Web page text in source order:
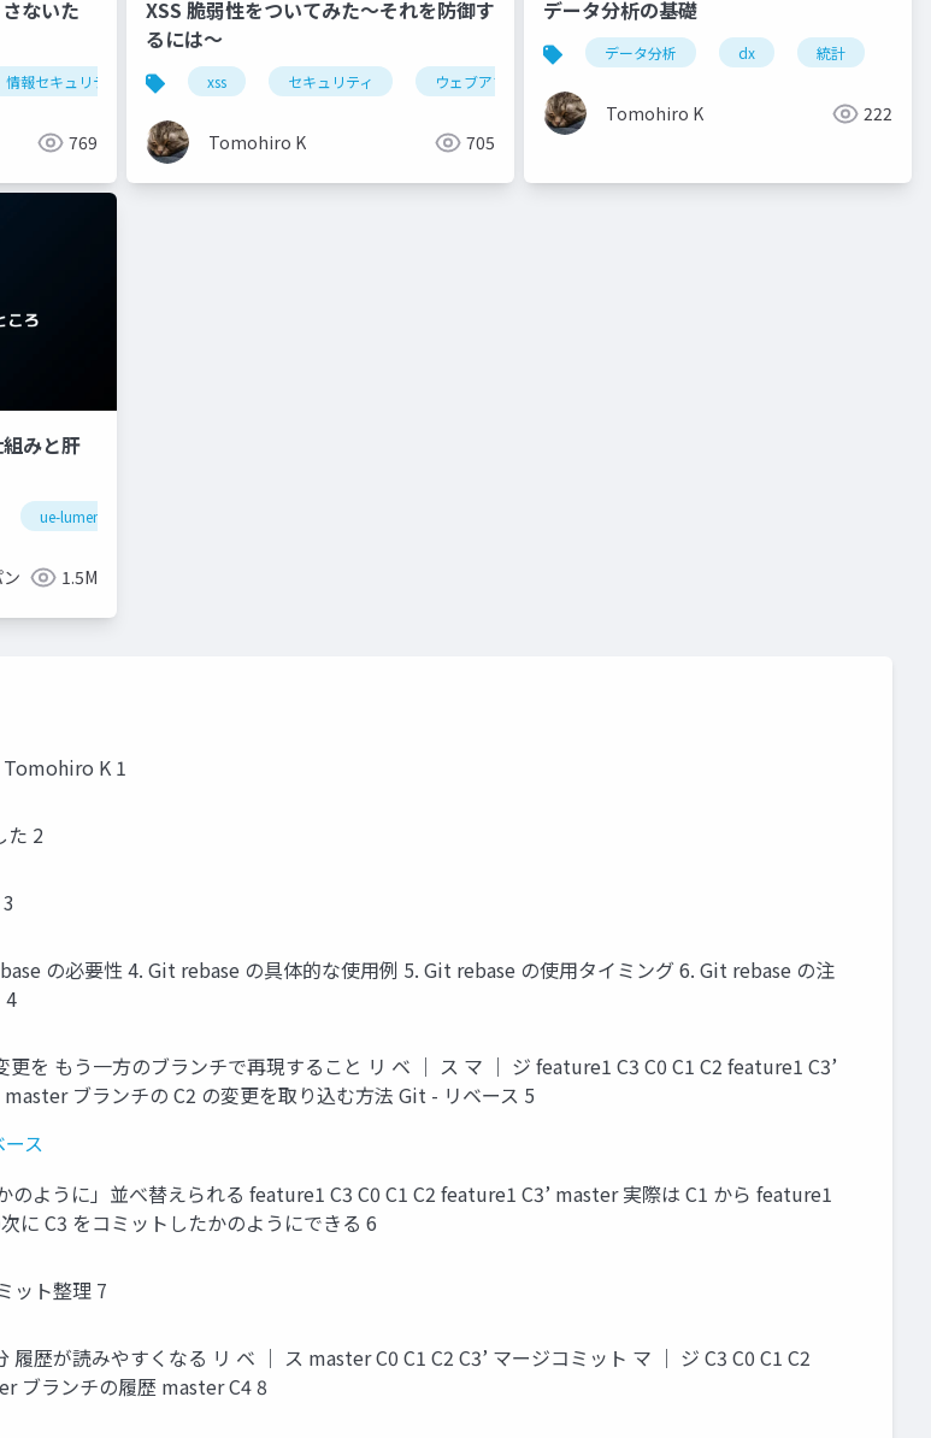
ないた
情報セキュリティ
769
XSS 脆弱性をついてみた〜それを防御す
るには〜
xss セキュリティ ウェブアプリケーション
Tomohiro K 705
データ分析の基礎
データ分析 dx 統計
Tomohiro K 222
みと肝
ue-lumen
1.5M
Tomohiro K 1
た 2
の必要性 4. Git rebase の具体的な使用例 5. Git rebase の使用タイミング 6. Git rebase の注
4
を もう一方のブランチで再現すること リ ベ ｜ ス マ ｜ ジ feature1 C3 C0 C1 C2 feature1 C3’
ブランチの C2 の変更を取り込む方法 Git - リベース 5
ス
ように」並べ替えられる feature1 C3 C0 C1 C2 feature1 C3’ master 実際は C1 から feature1
に C3 をコミットしたかのようにできる 6
ット整理 7
歴が読みやすくなる リ ベ ｜ ス master C0 C1 C2 C3’ マージコミット マ ｜ ジ C3 C0 C1 C2
ブランチの履歴 master C4 8